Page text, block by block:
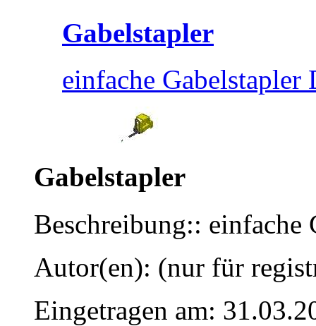
Gabelstapler
einfache Gabelstapler
Gabelstapler
Beschreibung:: einfache
Autor(en): (nur für
Eingetragen am: